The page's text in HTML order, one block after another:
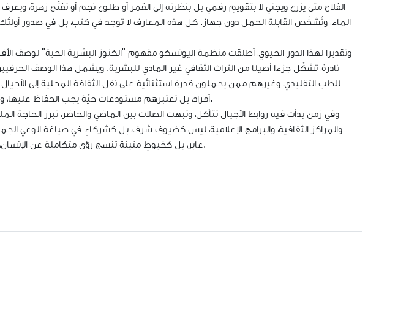
الفلاح متى يزرع ويجني لا بتقويمٍ رقمي بل بنظرته إلى القمر أو طلوع نجم أو تفتّح زهرة،
الماء، وتُشخّص القابلة الحمل دون جهاز. كل هذه المعارف لا توجد في كتب، بل في صدور
وتقديرًا لهذا الدور الحيوي، أطلقت منظمة اليونسكو مفهوم "الكنوز البشرية الحية" لوصف
نادرة، تشكّل جزءًا أصيلًا من التراث الثقافي غير المادي للبشرية. ويشمل هذا الوصف
للطب التقليدي، وغيرهم ممن يحملون قدرة استثنائية على نقل الثقافة المحلية إلى الأجيال
أفراد، بل تعتبرهم مستودعات حيّة يجب الحفاظ عليها، وإشراكها في برامج التعليم والتوثيق الثقافي.
وفي زمن بدأت فيه روابط الأجيال تتآكل، وتبهت الصلات بين الماضي والحاضر، تبرز الحاجة
والمراكز الثقافية، والبرامج الإعلامية، ليس كضيوف شرف، بل كشركاءٍ في صياغة الوعي
عابر، بل كخيوطٍ متينة تنسج رؤى متكاملة عن الإنسان، والطبيعة، والقيم التي تُشكّل جوهر وجودنا.